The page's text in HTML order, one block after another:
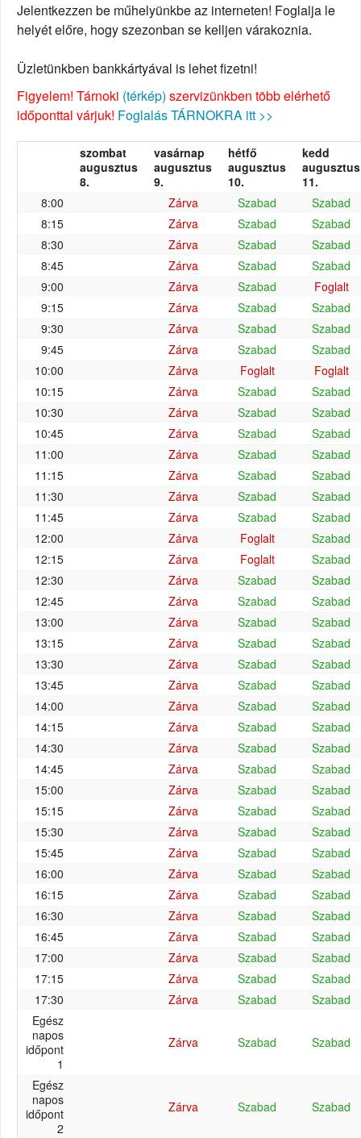
Jelentkezzen be műhelyünkbe az interneten! Foglalja le
helyét előre, hogy szezonban se kelljen várakoznia.
Üzletünkben bankkártyával is lehet fizetni!
Figyelem! Tárnoki (térkép) szervizünkben több elérhető
időponttal várjuk! Foglalás TÁRNOKRA itt >>
szombat
augusztus
8.
vasárnap
augusztus
9.
hétfő
augusztus
10.
kedd
augusztus
11.
8:00
Zárva Szabad
Szabad
8:15
Zárva Szabad
Szabad
8:30
Zárva Szabad
Szabad
8:45
Zárva Szabad
Szabad
9:00
Zárva Szabad
Foglalt
9:15
Zárva Szabad
Szabad
9:30
Zárva Szabad
Szabad
9:45
Zárva Szabad
Szabad
10:00
Zárva Foglalt
Foglalt
10:15
Zárva Szabad
Szabad
10:30
Zárva Szabad
Szabad
10:45
Zárva Szabad
Szabad
11:00
Zárva Szabad
Szabad
11:15
Zárva Szabad
Szabad
11:30
Zárva Szabad
Szabad
11:45
Zárva Szabad
Szabad
12:00
Zárva Foglalt
Szabad
12:15
Zárva Foglalt
Szabad
12:30
Zárva Szabad
Szabad
12:45
Zárva Szabad
Szabad
13:00
Zárva Szabad
Szabad
13:15
Zárva Szabad
Szabad
13:30
Zárva Szabad
Szabad
13:45
Zárva Szabad
Szabad
14:00
Zárva Szabad
Szabad
14:15
Zárva Szabad
Szabad
14:30
Zárva Szabad
Szabad
14:45
Zárva Szabad
Szabad
15:00
Zárva Szabad
Szabad
15:15
Zárva Szabad
Szabad
15:30
Zárva Szabad
Szabad
15:45
Zárva Szabad
Szabad
16:00
Zárva Szabad
Szabad
16:15
Zárva Szabad
Szabad
16:30
Zárva Szabad
Szabad
16:45
Zárva Szabad
Szabad
17:00
Zárva Szabad
Szabad
17:15
Zárva Szabad
Szabad
17:30
Zárva Szabad
Szabad
Egész
napos
időpont
1
Zárva Szabad Szabad
Egész
napos
időpont
2
Zárva Szabad Szabad